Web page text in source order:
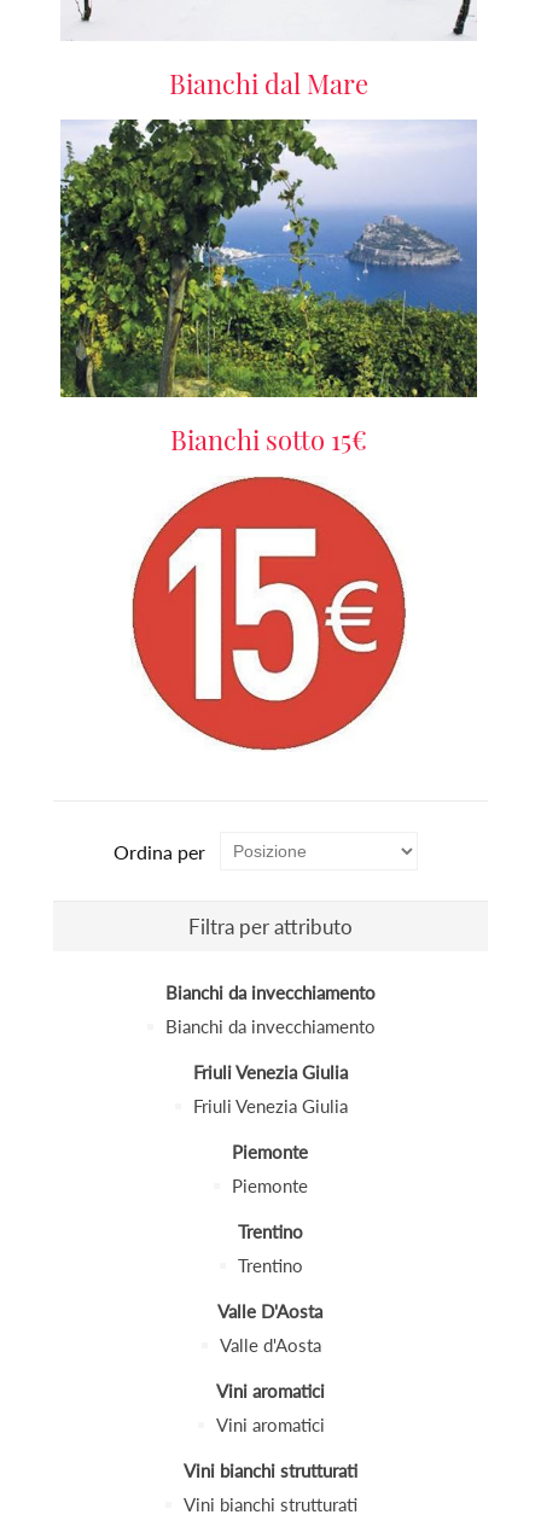
Bianchi dal Mare
Bianchi sotto 15€
Ordina per
Filtra per attributo
Bianchi da invecchiamento
Bianchi da invecchiamento
Friuli Venezia Giulia
Friuli Venezia Giulia
Piemonte
Piemonte
Trentino
Trentino
Valle D'Aosta
Valle d'Aosta
Vini aromatici
Vini aromatici
Vini bianchi strutturati
Vini bianchi strutturati